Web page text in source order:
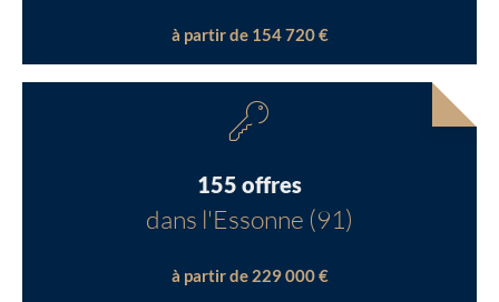
à partir de 154 720 €
155 offres
dans l'Essonne (91)
à partir de 229 000 €